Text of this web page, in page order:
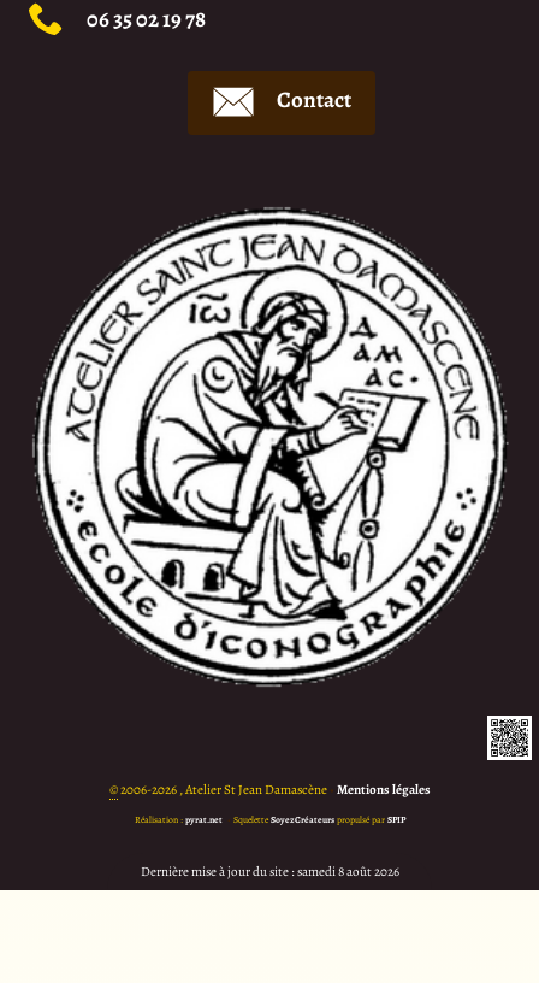
06 35 02 19 78
Contact
©2006-2026 , Atelier St Jean Damascène • Mentions légales
Réalisation :pyrat.net • SqueletteSoyezCréateurspropulsé parSPIP
Dernière mise à jour du site : samedi 8 août 2026